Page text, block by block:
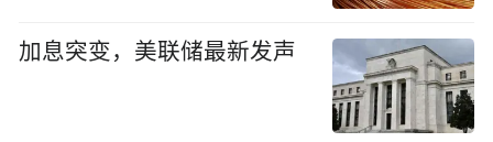
加息突变，美联储最新发声